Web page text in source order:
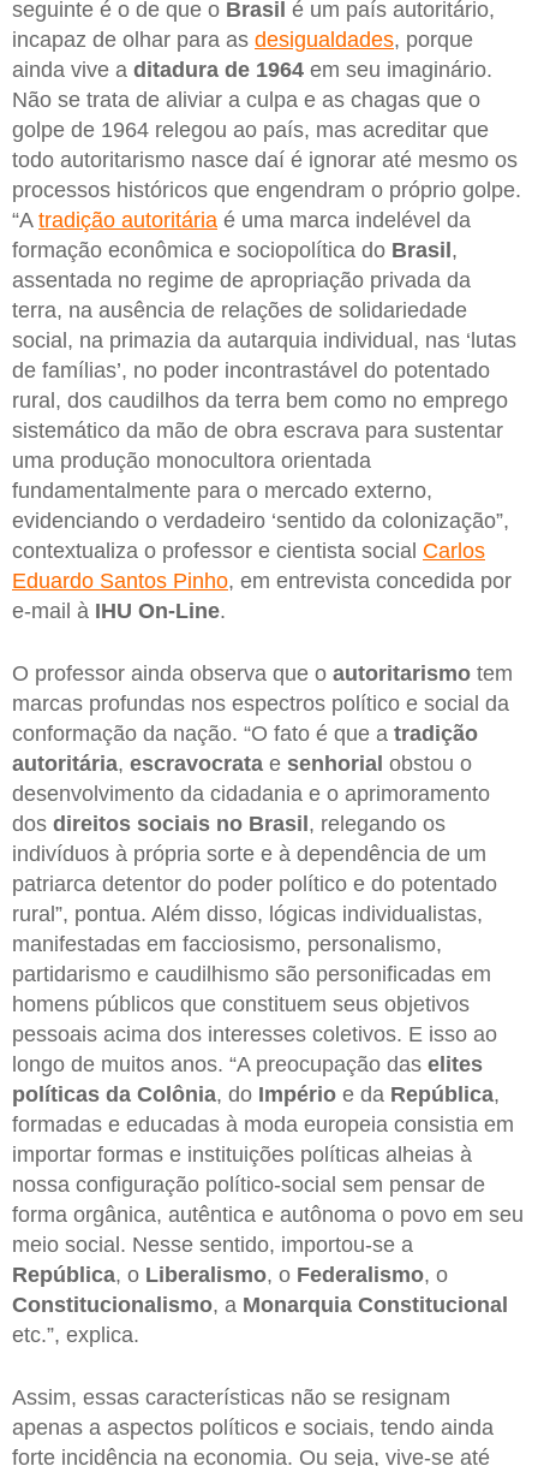
seguinte é o de que o Brasil é um país autoritário,
incapaz de olhar para as desigualdades, porque
ainda vive a ditadura de 1964 em seu imaginário.
Não se trata de aliviar a culpa e as chagas que o
golpe de 1964 relegou ao país, mas acreditar que
todo autoritarismo nasce daí é ignorar até mesmo os
processos históricos que engendram o próprio golpe.
“A tradição autoritária é uma marca indelével da
formação econômica e sociopolítica do Brasil ,
assentada no regime de apropriação privada da
terra, na ausência de relações de solidariedade
social, na primazia da autarquia individual, nas ‘lutas
de famílias’, no poder incontrastável do potentado
rural, dos caudilhos da terra bem como no emprego
sistemático da mão de obra escrava para sustentar
uma produção monocultora orientada
fundamentalmente para o mercado externo,
evidenciando o verdadeiro ‘sentido da colonização”,
contextualiza o professor e cientista social Carlos
Eduardo Santos Pinho, em entrevista concedida por
e-mail à IHU On-Line.
O professor ainda observa que o autoritarismo tem
marcas profundas nos espectros político e social da
conformação da nação. “O fato é que a tradição
autoritária, escravocrata e senhorial obstou o
desenvolvimento da cidadania e o aprimoramento
dos direitos sociais no Brasil, relegando os
indivíduos à própria sorte e à dependência de um
patriarca detentor do poder político e do potentado
rural”, pontua. Além disso, lógicas individualistas,
manifestadas em facciosismo, personalismo,
partidarismo e caudilhismo são personificadas em
homens públicos que constituem seus objetivos
pessoais acima dos interesses coletivos. E isso ao
longo de muitos anos. “A preocupação das elites
políticas da Colônia, do Império e da República,
formadas e educadas à moda europeia consistia em
importar formas e instituições políticas alheias à
nossa configuração político-social sem pensar de
forma orgânica, autêntica e autônoma o povo em seu
meio social. Nesse sentido, importou-se a
República, o Liberalismo, o Federalismo, o
Constitucionalismo, a Monarquia Constitucional
etc.”, explica.
Assim, essas características não se resignam
apenas a aspectos políticos e sociais, tendo ainda
forte incidência na economia. Ou seja, vive-se até